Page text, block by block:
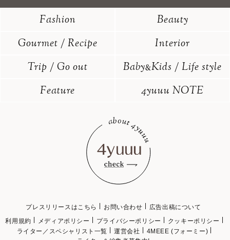
Fashion
Beauty
Gourmet / Recipe
Interior
Trip / Go out
Baby&Kids / Life style
Feature
4yuuu NOTE
プレスリリースはこちら お問い合わせ
広告出稿について
利用規約
メディアポリシー プライバシーポリシー
クッキーポリシー
ライター／スペシャリスト一覧
運営会社
4MEEE (フォーミー)